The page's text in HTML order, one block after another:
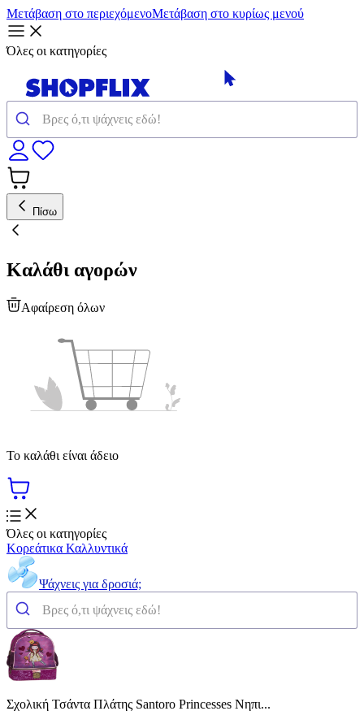
Μετάβαση στο περιεχόμενοΜετάβαση στο κυρίως μενού
Όλες οι κατηγορίες
Πίσω
Καλάθι αγορών
Αφαίρεση όλων
Το καλάθι είναι άδειο
Όλες οι κατηγορίες
Κορεάτικα Καλλυντικά
Ψάχνεις για δροσιά;
Σχολική Τσάντα Πλάτης Santoro Princesses Νηπι...